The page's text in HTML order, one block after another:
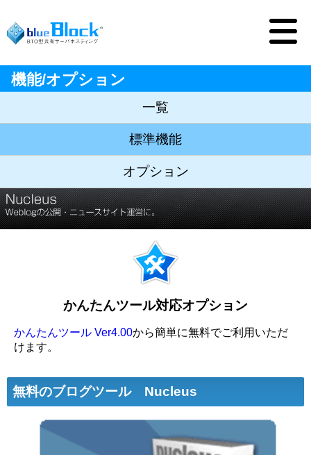
機能/オプション
一覧
標準機能
オプション
かんたんツール対応オプション
かんたんツール Ver4.00から簡単に無料でご利用いただ
けます。
無料のブログツール Nucleus